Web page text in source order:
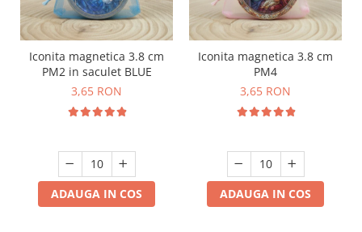
Iconita magnetica 3.8 cm
PM2 in saculet BLUE
3,65 RON
ADAUGA IN COS
Iconita magnetica 3.8 cm
PM4
3,65 RON
ADAUGA IN COS